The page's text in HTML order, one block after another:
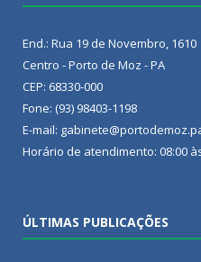
End.: Rua 19 de Novembro, 1610
Centro - Porto de Moz - PA
CEP: 68330-000
Fone: (93) 98403-1198
E-mail:
Horário de atendimento: 08:00
ÚLTIMAS PUBLICAÇÕES